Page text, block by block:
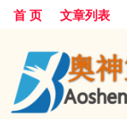
首 页 文章列表